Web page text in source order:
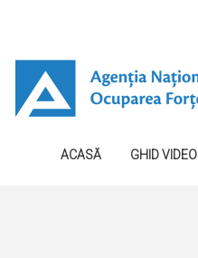
ACASĂ GHID VIDEO